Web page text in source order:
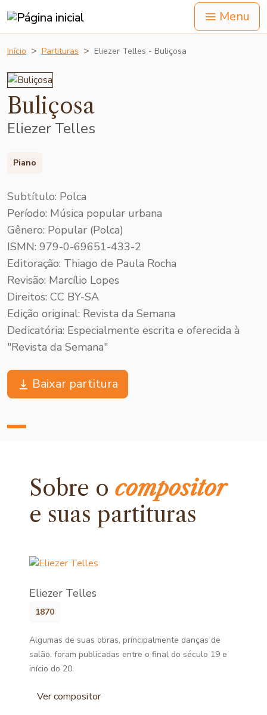
Menu
Início Partituras Eliezer Telles - Buliçosa
Buliçosa
Eliezer Telles
Piano
Subtítulo: Polca
Período: Música popular urbana
Gênero: Popular (Polca)
ISMN: 979-0-69651-433-2
Editoração: Thiago de Paula Rocha
Revisão: Marcílio Lopes
Direitos: CC BY-SA
Edição original: Revista da Semana
Dedicatória: Especialmente escrita e oferecida à
"Revista da Semana"
Baixar partitura
Sobre ocompositor
e suas partituras
Eliezer Telles
1870
Algumas de suas obras, principalmente danças de
salão, foram publicadas entre o final do século 19 e
início do 20.
Ver compositor